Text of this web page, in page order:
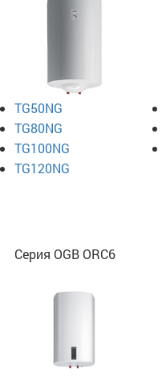
TG50NG
TG80NG
TG100NG
TG120NG
Серия OGB ORC6